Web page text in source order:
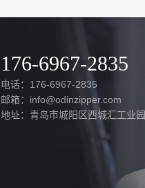
176-6967-2835
电话：176-6967-2835
邮箱：info@odinzipper.com
地址：青岛市城阳区西城汇工业园